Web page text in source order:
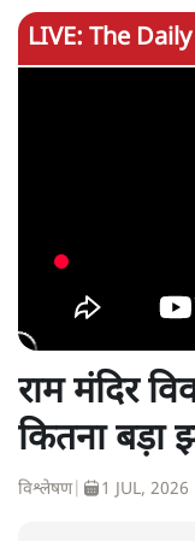
LIVE: The
राम मंदिर
कितना बड़ा
विश्लेषण| 1 JUL, 2026